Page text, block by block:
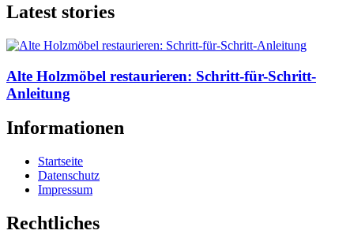
Latest stories
Alte Holzmöbel restaurieren: Schritt-für-Schritt-
Anleitung
Informationen
Startseite
Datenschutz
Impressum
Rechtliches